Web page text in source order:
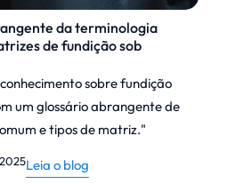
da terminologia
de fundição sob
sobre fundição
um glossário abrangente de
e tipos de matriz."
Leia o blog